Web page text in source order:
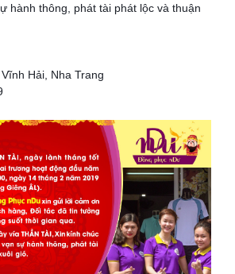
hành thông, phát tài phát lộc và thuận
Hải, Nha Trang